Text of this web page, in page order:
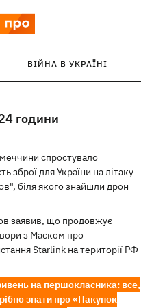
ВІЙНА В УКРАЇНІ
години
спростувало
зброї для України на літаку
біля якого знайшли дрон
заявив, що продовжує
з Маском про
Starlink на території РФ
на першокласника: все,
знати про «Пакунок